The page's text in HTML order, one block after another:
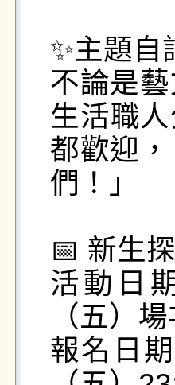
✨主題自
不論是
生活職
都歡迎
們！」
📅 新生
活動日
（五）
報名日